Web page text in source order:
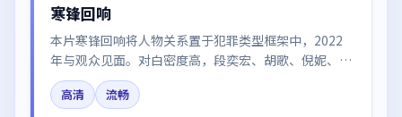
寒锋回响
本片寒锋回响将人物关系置于犯罪类型框架中，2022
年与观众见面。对白密度高，段奕宏、胡歌、倪妮、易
烊千玺、河正宇的台词节奏值得关注；整体气质偏美国
都市与冷色调摄影。
高清
流畅